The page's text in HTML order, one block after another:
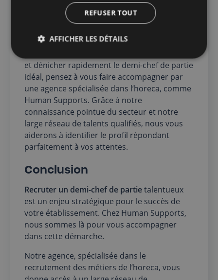
d’évoluer vers des postes de chef de partie,
sous-chef ou chef de cuisine. De quoi attirer
et fidéliser les candidats !
et dénicher rapidement le demi-chef de partie
idéal, pensez à vous faire accompagner par
une agence spécialisée dans l’horeca, comme
Human Supports. Grâce à notre
connaissance pointue du secteur et notre
large réseau de talents qualifiés, nous vous
aiderons à identifier le profil répondant
parfaitement à vos attentes.
Conclusion
Recruter un demi-chef de partietalentueux
est un enjeu stratégique pour le succès de
votre établissement. Chez Human Supports,
nous sommes là pour vous accompagner
dans cette démarche.
Notre agence, spécialisée dans le
recrutement des métiers de l’horeca, vous
REFUSER TOUT
AFFICHER LES DÉTAILS